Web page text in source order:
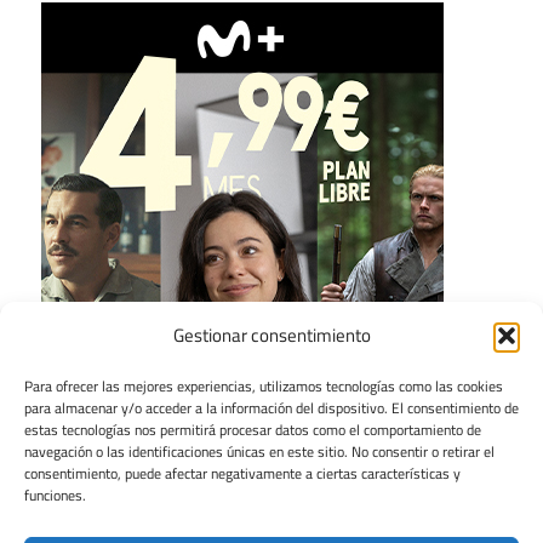
Gestionar consentimiento
Para ofrecer las mejores experiencias, utilizamos tecnologías como las cookies
para almacenar y/o acceder a la información del dispositivo. El consentimiento de
estas tecnologías nos permitirá procesar datos como el comportamiento de
navegación o las identificaciones únicas en este sitio. No consentir o retirar el
consentimiento, puede afectar negativamente a ciertas características y
funciones.